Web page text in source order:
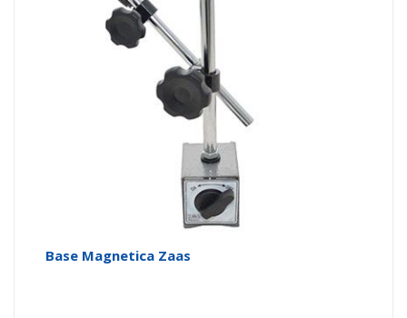
Base Magnetica Zaas